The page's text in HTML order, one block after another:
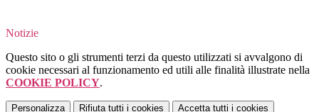
Notizie
Questo sito o gli strumenti terzi da questo utilizzati si avvalgono di
cookie necessari al funzionamento ed utili alle finalità illustrate nella
COOKIE POLICY.
Personalizza Rifiuta tutti i cookies Accetta tutti i cookies